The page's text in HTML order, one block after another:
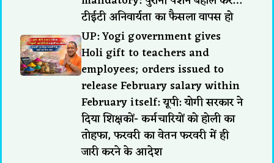
टीईटी अनिवार्यता का फैसला वापस हो
UP: Yogi government gives
Holi gift to teachers and
employees; orders issued to
release February salary within
February itself: यूपी: योगी सरकार ने
दिया शिक्षकों- कर्मचारियों को होली का
तोहफा, फरवरी का वेतन फरवरी में ही
जारी करने के आदेश